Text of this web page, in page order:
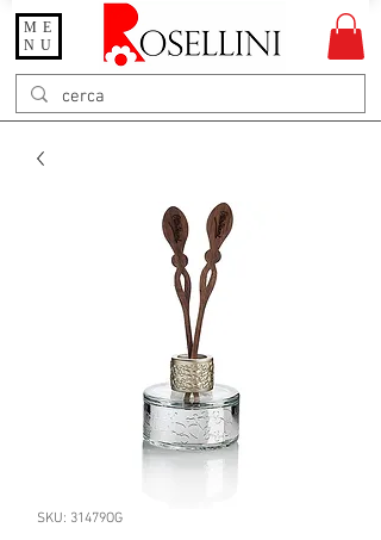
Gioielleria Rosellini
Rosellini online
ME
NU
SKU: 31479OG